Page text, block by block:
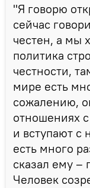
"Я говорю
сейчас
честен, а мы
политика
честности,
мире есть
сожалению,
отношениях
и вступают с
есть много
сказал ему –
Человек